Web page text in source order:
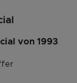
von 1993